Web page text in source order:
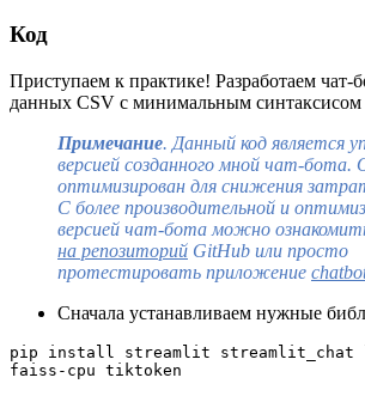
Код
Приступаем к практике! Разработаем чат-
данных CSV с минимальным синтаксисом
Примечание. Данный код является
версией созданного мной чат-бота.
оптимизирован для снижения
С более производительной и
версией чат-бота можно
на репозиторий GitHub или просто
протестировать приложение
Сначала устанавливаем нужные
pip install streamlit streamlit_chat
faiss-cpu tiktoken